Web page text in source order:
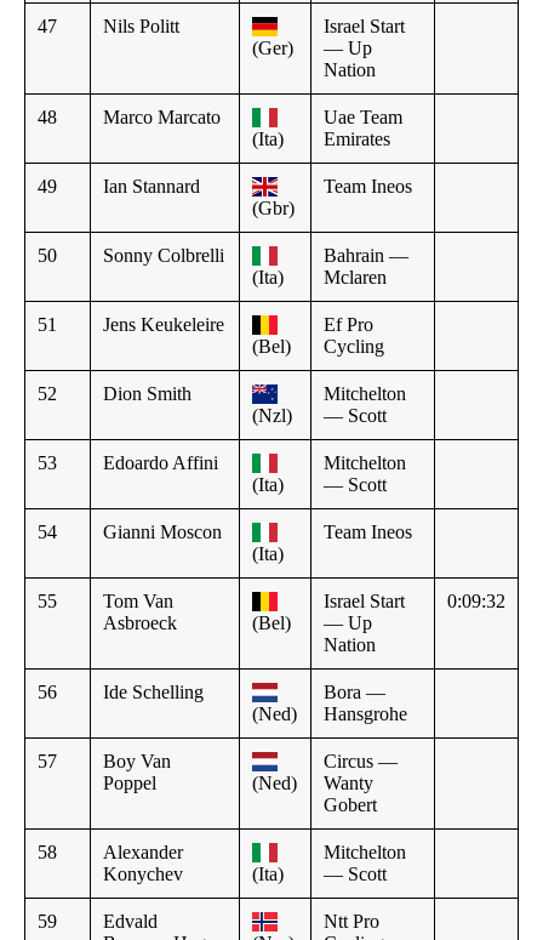
47
Nils Politt
(Ger)
Israel Start
— Up
Nation
48
Marco Marcato
(Ita)
Uae Team
Emirates
49
Ian Stannard
(Gbr)
Team Ineos
50
Sonny Colbrelli
(Ita)
Bahrain —
Mclaren
51
Jens Keukeleire
(Bel)
Ef Pro
Cycling
52
Dion Smith
(Nzl)
Mitchelton
— Scott
53
Edoardo Affini
(Ita)
Mitchelton
— Scott
54
Gianni Moscon
(Ita)
Team Ineos
55
Tom Van
Asbroeck
(Bel)
Israel Start
— Up
Nation
0:09:32
56
Ide Schelling
(Ned)
Bora —
Hansgrohe
57
Boy Van
Poppel
(Ned)
Circus —
Wanty
Gobert
58
Alexander
Konychev
(Ita)
Mitchelton
— Scott
59
Edvald
Ntt Pro